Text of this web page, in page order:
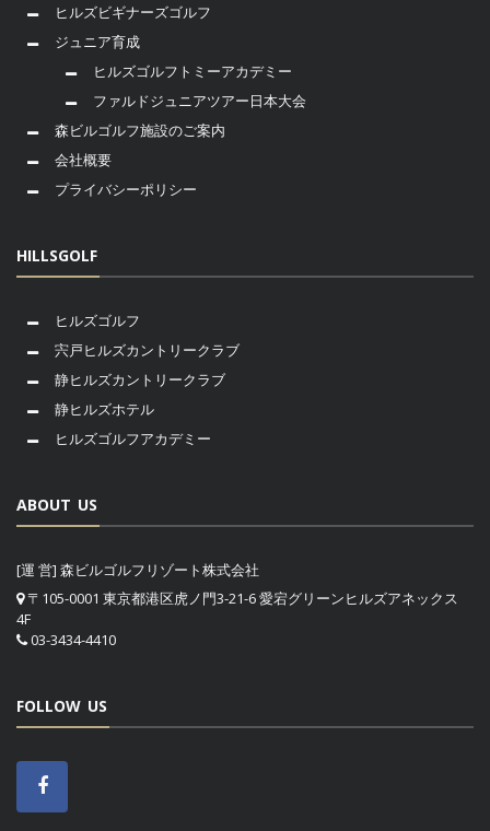
ヒルズビギナーズゴルフ
ジュニア育成
ヒルズゴルフトミーアカデミー
ファルドジュニアツアー日本大会
森ビルゴルフ施設のご案内
会社概要
プライバシーポリシー
HILLSGOLF
ヒルズゴルフ
宍戸ヒルズカントリークラブ
静ヒルズカントリークラブ
静ヒルズホテル
ヒルズゴルフアカデミー
ABOUT US
[運 営] 森ビルゴルフリゾート株式会社
〒105-0001 東京都港区虎ノ門3-21-6 愛宕グリーンヒルズアネックス
4F
03-3434-4410
FOLLOW US